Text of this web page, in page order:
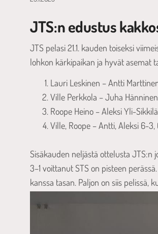
JTS:n edustus
JTS pelasi 21.1. kauden toiseksi
lohkon kärkipaikan ja hyvät asemat
Lauri Leskinen – Antti
Ville Perkkola – Juha Hänninen
Roope Heino – Aleksi Yli-
Ville, Roope – Antti, Aleksi 6-3,
Sisäkauden neljästä ottelusta JTS:n
3–1 voittanut STS on pisteen
kanssa tasan. Paljon on siis pelissä,